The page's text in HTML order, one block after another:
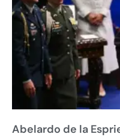
Abelardo de la